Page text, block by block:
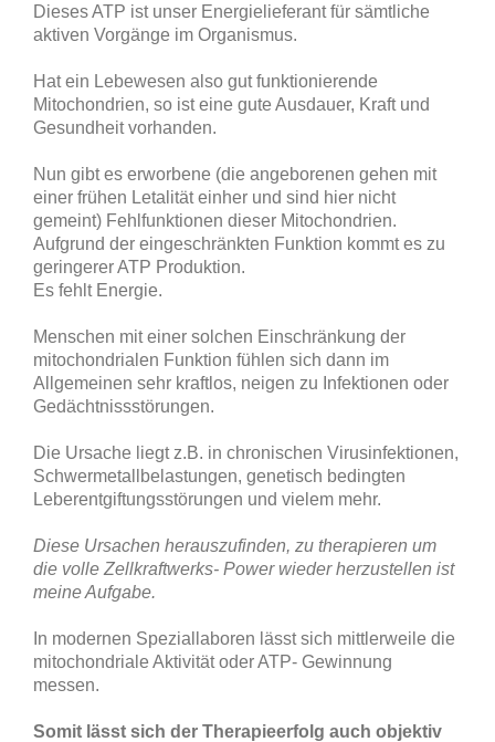
Dieses ATP ist unser Energielieferant für sämtliche
aktiven Vorgänge im Organismus.
Hat ein Lebewesen also gut funktionierende
Mitochondrien, so ist eine gute Ausdauer, Kraft und
Gesundheit vorhanden.
Nun gibt es erworbene (die angeborenen gehen mit
einer frühen Letalität einher und sind hier nicht
gemeint) Fehlfunktionen dieser Mitochondrien.
Aufgrund der eingeschränkten Funktion kommt es zu
geringerer ATP Produktion.
Es fehlt Energie.
Menschen mit einer solchen Einschränkung der
mitochondrialen Funktion fühlen sich dann im
Allgemeinen sehr kraftlos, neigen zu Infektionen oder
Gedächtnissstörungen.
Die Ursache liegt z.B. in chronischen Virusinfektionen,
Schwermetallbelastungen, genetisch bedingten
Leberentgiftungsstörungen und vielem mehr.
Diese Ursachen herauszufinden, zu therapieren um
die volle Zellkraftwerks- Power wieder herzustellen ist
meine Aufgabe.
In modernen Speziallaboren lässt sich mittlerweile die
mitochondriale Aktivität oder ATP- Gewinnung
messen.
Somit lässt sich der Therapieerfolg auch objektiv